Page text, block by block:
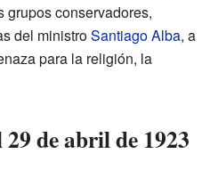
grupos conservadores,
del ministroSantiago Alba, a
para la religión, la
29 de abril de 1923